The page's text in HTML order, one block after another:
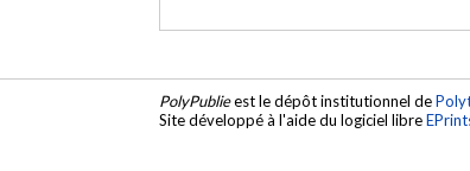
PolyPublieest le dépôt institutionnel de
Site développé à l'aide du logiciel libre